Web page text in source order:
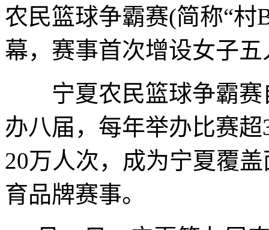
农民篮球争霸赛(简称“村
幕，赛事首次增设女子
宁夏农民篮球争霸赛
办八届，每年举办比赛
20万人次，成为宁夏覆
育品牌赛事。